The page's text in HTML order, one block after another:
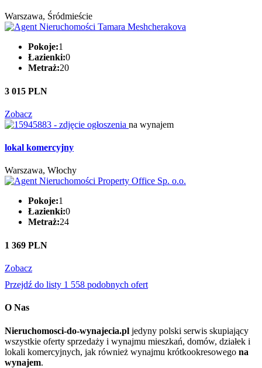
Warszawa, Śródmieście
Pokoje:1
Łazienki:0
Metraż:20
3 015 PLN
Zobacz
na wynajem
lokal komercyjny
Warszawa, Włochy
Pokoje:1
Łazienki:0
Metraż:24
1 369 PLN
Zobacz
Przejdź do listy 1 558 podobnych ofert
O Nas
Nieruchomosci-do-wynajecia.pl jedyny polski serwis skupiający
wszystkie oferty sprzedaży i wynajmu mieszkań, domów, działek i
lokali komercyjnych, jak również wynajmu krótkookresowego na
wynajem.